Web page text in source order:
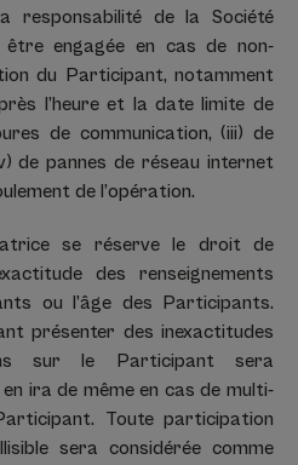
responsabilité de la Société
engagée en cas de non-
du Participant, notamment
l’heure et la date limite de
de communication, (iii) de
de pannes de réseau internet
de l’opération.
se réserve le droit de
des renseignements
ou l’âge des Participants.
présenter des inexactitudes
sur le Participant sera
ira de même en cas de multi-
Toute participation
sera considérée comme